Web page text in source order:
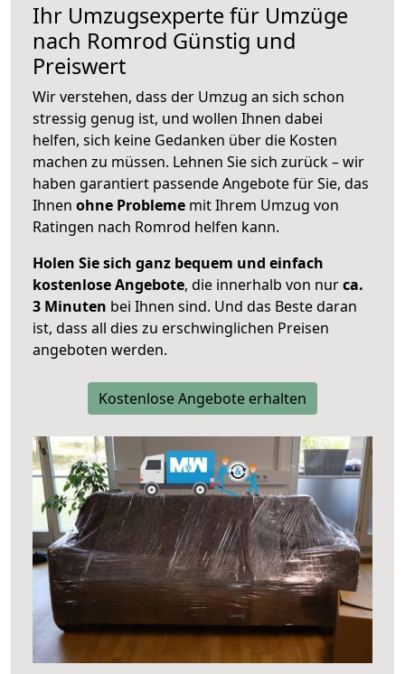
Ihr Umzugsexperte für Umzüge
nach Romrod Günstig und
Preiswert
Wir verstehen, dass der Umzug an sich schon
stressig genug ist, und wollen Ihnen dabei
helfen, sich keine Gedanken über die Kosten
machen zu müssen. Lehnen Sie sich zurück – wir
haben garantiert passende Angebote für Sie, das
Ihnen ohne Probleme mit Ihrem Umzug von
Ratingen nach Romrod helfen kann.
Holen Sie sich ganz bequem und einfach
kostenlose Angebote, die innerhalb von nurca.
3 Minuten bei Ihnen sind. Und das Beste daran
ist, dass all dies zu erschwinglichen Preisen
angeboten werden.
Kostenlose Angebote erhalten